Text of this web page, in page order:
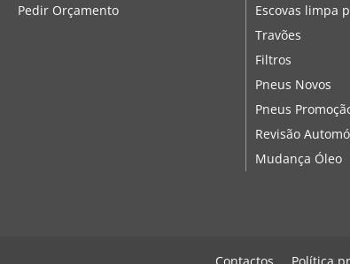
Pedir Orçamento
Escovas limpa
Travões
Filtros
Pneus Novos
Pneus
Revisão
Mudança Óleo